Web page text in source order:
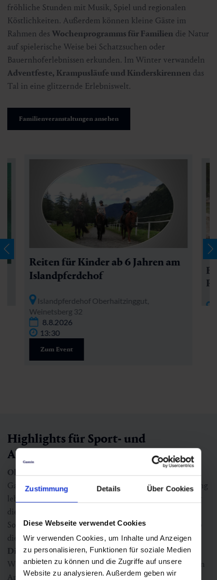
Zustimmung Details Über Cookies
Diese Webseite verwendet Cookies
Wir verwenden Cookies, um Inhalte und Anzeigen
zu personalisieren, Funktionen für soziale Medien
anbieten zu können und die Zugriffe auf unsere
Website zu analysieren. Außerdem geben wir
fröhliche Stunden mit Musik, Spiel und regionalen
Köstlichkeiten. Außerdem können kleine Gäste im
Rahmen des Wochenprogramms für Familien die Natur
auf spielerische Weise bei Schatzsuchen oder
Bauernhoferlebnissen erkunden. Im Winter verwandeln
Adventfeste, Krampusläufe und Kinderskirennen das
Tal in eine glitzernde Erlebniswelt.
Familienveranstaltungen ansehen
Reiten für Kinder ab 6 Jahren am
Islandpferdehof
Islandpferdehof Oberhaitzinggut,
Weinetsberg 32
8.8.2026
13:30
Zum Event
Highlights für Sport- und
Abenteuerbegeisterte
Ob beim Laufen, Biken oder Skifahren:Überall in
Gastein spürt man die Dynamik eines Tals, das Bewegung
lebt. Und wenn der Berg zur Event-Bühne wird, kommt
die Energie der Region besonders deutlich zur Geltung.
So zeigen beispielsweise beimFIS Snowboard Weltcup
die weltbesten Athlet*innen ihr Können, während bei
Die Nordoder denGastein Classicsauch Amateur-
Wintersportler*innen eine spezielle Herausforderung in
Angriff nehmen können. Wenn die Ski- der